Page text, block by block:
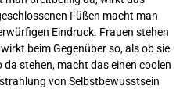
Füßen macht man
Eindruck. Frauen stehen
beim Gegenüber so, als ob sie
stehen, macht das einen coolen
von Selbstbewusstsein